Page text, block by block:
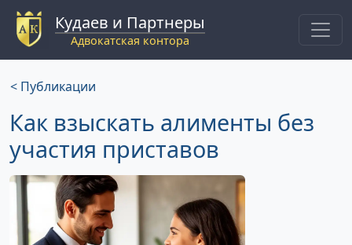
Кудаев и Партнеры
Адвокатская контора
< Публикации
Как взыскать алименты без
участия приставов